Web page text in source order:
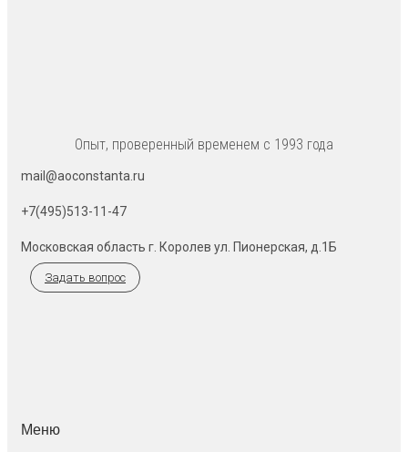
Опыт, проверенный временем с 1993 года
mail@aoconstanta.ru
+7(495)513-11-47
Московская область г. Королев ул. Пионерская, д.1Б
Задать вопрос
Меню